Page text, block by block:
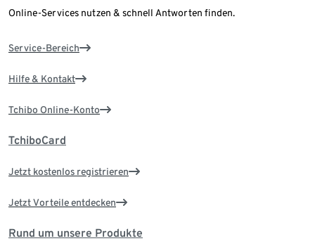
Online-Services nutzen & schnell Antworten finden.
Service-Bereich
Hilfe & Kontakt
Tchibo Online-Konto
TchiboCard
Jetzt kostenlos registrieren
Jetzt Vorteile entdecken
Rund um unsere Produkte